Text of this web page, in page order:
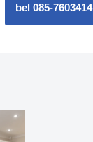
bel 085-7603414